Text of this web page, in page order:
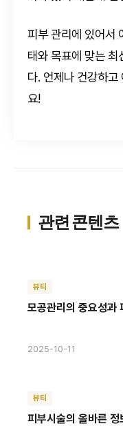
피부 관리에 있어서
태와 목표에 맞는 최
다. 언제나 건강하고
요!
관련 콘텐츠
뷰티
모공관리의 중요성과
2025-10-11
뷰티
피부시술의 올바른 정